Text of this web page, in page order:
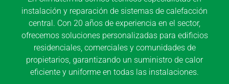
instalación y reparación de sistemas de calefacción
central. Con 20 años de experiencia en el sector,
ofrecemos soluciones personalizadas para edificios
residenciales, comerciales y comunidades de
propietarios, garantizando un suministro de calor
eficiente y uniforme en todas las instalaciones.